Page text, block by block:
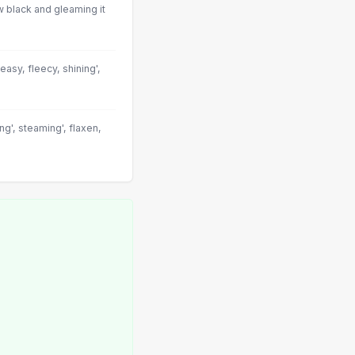
black and gleaming it
fleecy, shining',
steaming', flaxen,